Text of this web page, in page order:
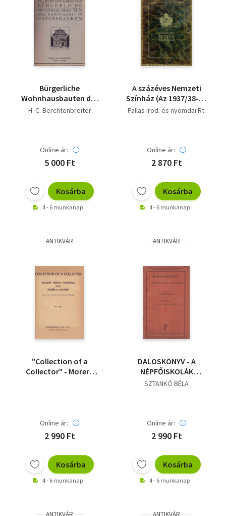
Bürgerliche
Wohnhausbauten der
Barockzeit in
H. C. Berchtenbreiter
Online ár:
5 000 Ft
Kosárba
4 - 6 munkanap
A százéves Nemzeti
Színház (Az 1937/38-as
centenáris év
Pallas Irod. és nyomdai Rt.
Online ár:
2 870 Ft
Kosárba
4 - 6 munkanap
ANTIKVÁR
"Collection of a
Collector" - Morern
Online ár:
2 990 Ft
Kosárba
4 - 6 munkanap
ANTIKVÁR
DALOSKÖNYV - A
NÉPFŐISKOLÁK
SZÁMÁRA - A III. ÉS IV.
SZTANKÓ BÉLA
Online ár:
2 990 Ft
Kosárba
4 - 6 munkanap
ANTIKVÁR ANTIKVÁR